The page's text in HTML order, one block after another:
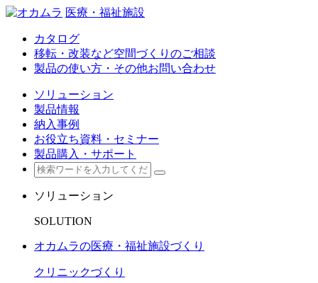
医療・福祉施設
カタログ
移転・改装など空間づくりのご相談
製品の使い方・その他お問い合わせ
ソリューション
製品情報
納入事例
お役立ち資料・セミナー
製品購入・サポート
ソリューション
SOLUTION
オカムラの医療・福祉施設づくり
クリニックづくり